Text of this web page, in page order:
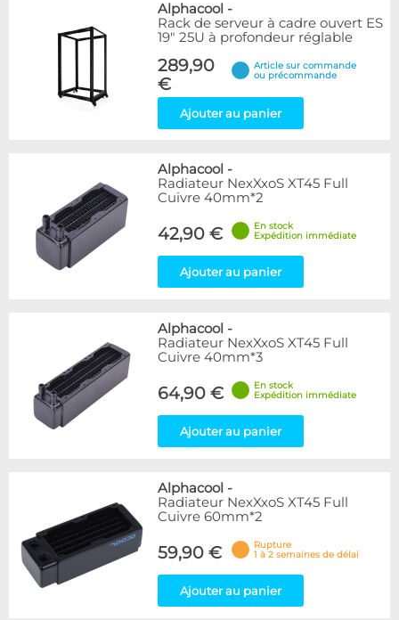
Alphacool -
Rack de serveur à cadre ouvert ES
19" 25U à profondeur réglable
289,90
€
Article sur commande
ou précommande
Ajouter au panier
Alphacool -
Radiateur NexXxoS XT45 Full
Cuivre 40mm*2
42,90 €
En stock
Expédition immédiate
Ajouter au panier
Alphacool -
Radiateur NexXxoS XT45 Full
Cuivre 40mm*3
64,90 €
En stock
Expédition immédiate
Ajouter au panier
Alphacool -
Radiateur NexXxoS XT45 Full
Cuivre 60mm*2
59,90 €
Rupture
1 à 2 semaines de délai
Ajouter au panier